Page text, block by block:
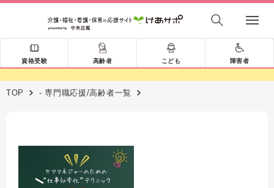
資格受験 高齢者 こども 障害者
TOP - 専門職応援/高齢者一覧